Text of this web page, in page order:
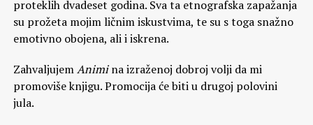
proteklih dvadeset godina. Sva ta etnografska zapažanja
su prožeta mojim ličnim iskustvima, te su s toga snažno
emotivno obojena, ali i iskrena.
ZahvaljujemAnimina izraženoj dobroj volji da mi
promoviše knjigu. Promocija će biti u drugoj polovini
jula.